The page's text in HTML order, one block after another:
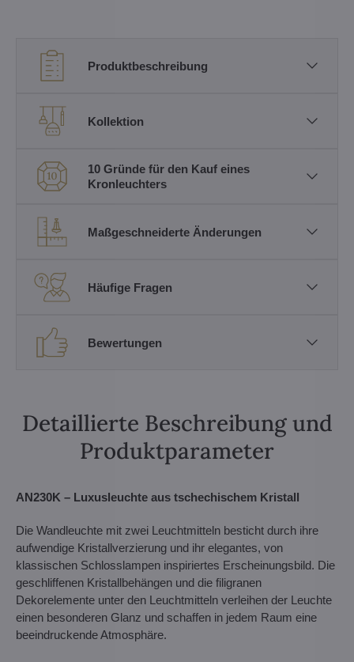
Produktbeschreibung
Kollektion
10 Gründe für den Kauf eines
Kronleuchters
Maßgeschneiderte Änderungen
Häufige Fragen
Bewertungen
Detaillierte Beschreibung und
Produktparameter
AN230K – Luxusleuchte aus tschechischem Kristall
Die Wandleuchte mit zwei Leuchtmitteln besticht durch ihre
aufwendige Kristallverzierung und ihr elegantes, von
klassischen Schlosslampen inspiriertes Erscheinungsbild. Die
geschliffenen Kristallbehängen und die filigranen
Dekorelemente unter den Leuchtmitteln verleihen der Leuchte
einen besonderen Glanz und schaffen in jedem Raum eine
beeindruckende Atmosphäre.